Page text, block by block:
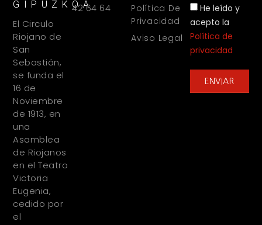
GIPUZKOA
El Circulo
Riojano de
San
Sebastián,
se funda el
16 de
Noviembre
de 1913, en
una
Asamblea
de Riojanos
en el Teatro
Victoria
Eugenia,
cedido por
el
42 64 64
Política De
Privacidad
Aviso Legal
He leído y
acepto la
Política de
privacidad
ENVIAR